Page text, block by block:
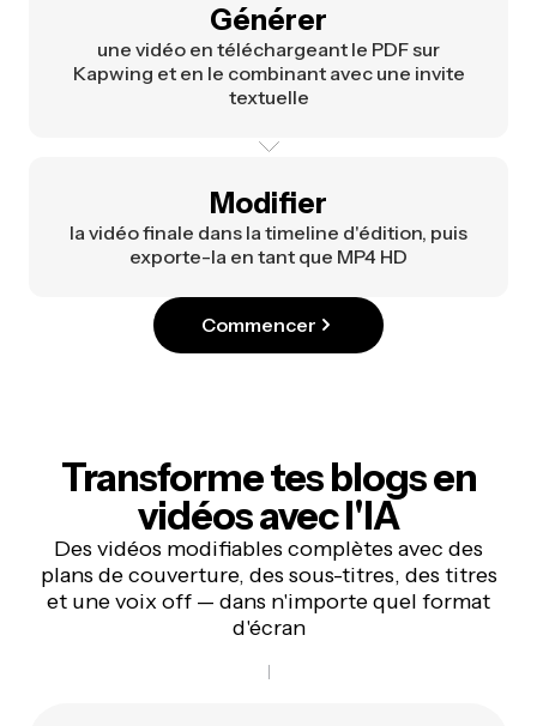
Générer
une vidéo en téléchargeant le PDF sur
Kapwing et en le combinant avec une invite
textuelle
Modifier
la vidéo finale dans la timeline d'édition, puis
exporte-la en tant que MP4 HD
Commencer
Transforme tes blogs en
vidéos avec l'IA
Des vidéos modifiables complètes avec des
plans de couverture, des sous-titres, des titres
et une voix off — dans n'importe quel format
d'écran